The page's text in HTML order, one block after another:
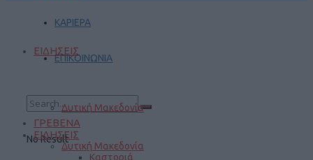
ΚΑΡΙΕΡΑ
ΕΠΙΚΟΙΝΩΝΙΑ
No Result
ΕΙΔΗΣΕΙΣ
Δυτική Μακεδονία
ΓΡΕΒΕΝΑ
ΕΙΔΗΣΕΙΣ
Δυτική Μακεδονία
Καστοριά